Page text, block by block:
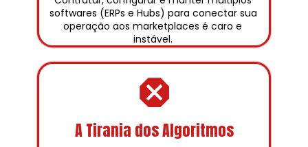
A Tirania dos Algoritmos
softwares (ERPs e Hubs) para conectar sua
operação aos marketplaces é caro e
instável.